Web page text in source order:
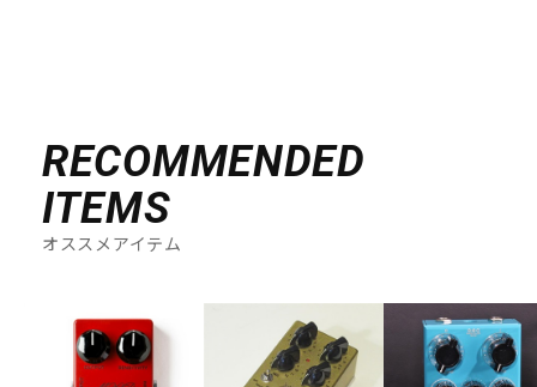
RECOMMENDED
ITEMS
オススメアイテム